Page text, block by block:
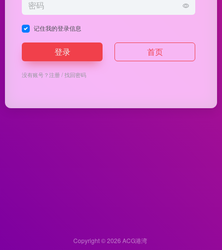
记住我的登录信息
登录 首页
没有账号？注册/找回密码
Copyright © 2026 ACG港湾